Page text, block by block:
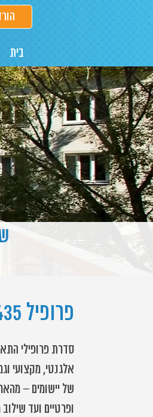
בית
פרופיל 4435 שקוע גבס
סדרת פרופילי
אלגנטי, מקצועי
של יישומים –
ופרטיים ועד